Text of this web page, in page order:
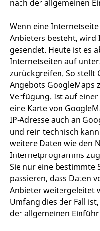
nach der allgemeinen
Wenn eine
Anbieters besteht, wird
gesendet. Heute ist es
Internetseiten auf
zurückgreifen. So stellt
Angebots GoogleMaps
Verfügung. Ist auf
eine Karte von
IP-Adresse auch an
und rein technisch
weitere Daten wie den
Internetprogramms
Sie nur eine bestimmte
passieren, dass Daten
Anbieter weitergeleitet
Umfang dies der Fall
der allgemeinen